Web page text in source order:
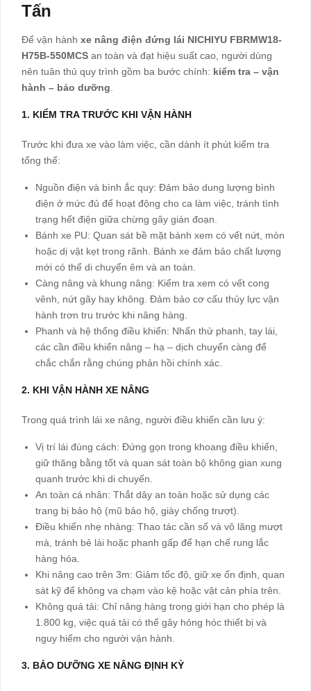
Tấn
Để vận hành xe nâng điện đứng lái NICHIYU FBRMW18-
H75B-550MCS an toàn và đạt hiệu suất cao, người dùng
nên tuân thủ quy trình gồm ba bước chính: kiểm tra – vận
hành – bảo dưỡng
1. KIỂM TRA TRƯỚC KHI VẬN HÀNH
Trước khi đưa xe vào làm việc, cần dành ít phút kiểm tra
tổng thể:
Nguồn điện và bình ắc quy: Đảm bảo dung lượng bình
điện ở mức đủ để hoạt động cho ca làm việc, tránh tình
trạng hết điện giữa chừng gây gián đoạn.
Bánh xe PU: Quan sát bề mặt bánh xem có vết nứt, mòn
hoặc dị vật kẹt trong rãnh. Bánh xe đảm bảo chất lượng
mới có thể di chuyển êm và an toàn.
Càng nâng và khung nâng: Kiểm tra xem có vết cong
vênh, nứt gãy hay không. Đảm bảo cơ cấu thủy lực vận
hành trơn tru trước khi nâng hàng.
Phanh và hệ thống điều khiển: Nhấn thử phanh, tay lái,
các cần điều khiển nâng – hạ – dịch chuyển càng để
chắc chắn rằng chúng phản hồi chính xác.
2. KHI VẬN HÀNH XE NÂNG
Trong quá trình lái xe nâng, người điều khiển cần lưu ý:
Vị trí lái đúng cách: Đứng gọn trong khoang điều khiển,
giữ thăng bằng tốt và quan sát toàn bộ không gian xung
quanh trước khi di chuyển.
An toàn cá nhân: Thắt dây an toàn hoặc sử dụng các
trang bị bảo hộ (mũ bảo hộ, giày chống trượt).
Điều khiển nhẹ nhàng: Thao tác cần số và vô lăng mượt
mà, tránh bẻ lái hoặc phanh gấp để hạn chế rung lắc
hàng hóa.
Khi nâng cao trên 3m: Giảm tốc độ, giữ xe ổn định, quan
sát kỹ để không va chạm vào kệ hoặc vật cản phía trên.
Không quá tải: Chỉ nâng hàng trong giới hạn cho phép là
1.800 kg, việc quá tải có thể gây hỏng hóc thiết bị và
nguy hiểm cho người vận hành.
3. BẢO DƯỠNG XE NÂNG ĐỊNH KỲ